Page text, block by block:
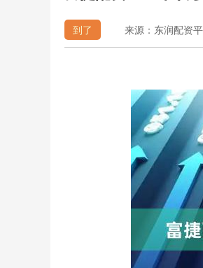
到了 来源：东润配资